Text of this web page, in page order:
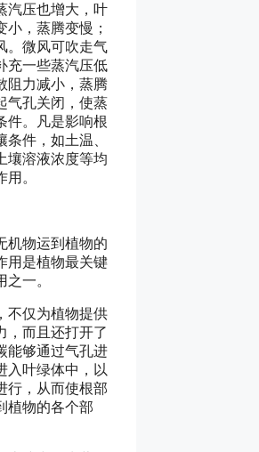
汽压也增大，叶
小，蒸腾变慢；
。微风可吹走气
充一些蒸汽压低
阻力减小，蒸腾
气孔关闭，使蒸
件。凡是影响根
件，如土温、
壤溶液浓度等均
。
物运到植物的
用是植物最关键
一。
不仅为植物提供
，而且还打开了
能够通过气孔进
入叶绿体中，以
行，从而使根部
植物的各个部